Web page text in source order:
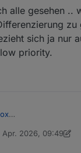
alle gesehen ..
sich ja nur
priority.
keine
Apr. 2026, 09:49
von tombox4. Feb.